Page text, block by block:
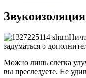
задуматься о
Можно лишь слегка
вы преследуете. Не